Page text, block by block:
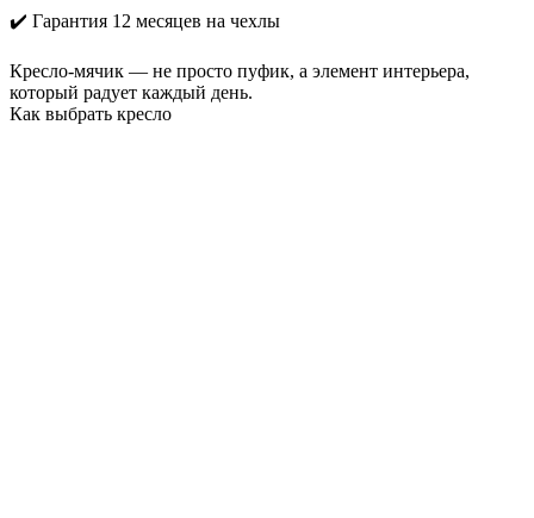
✔️ Гарантия 12 месяцев на чехлы
Кресло-мячик — не просто пуфик, а элемент интерьера,
который радует каждый день.
Как выбрать кресло